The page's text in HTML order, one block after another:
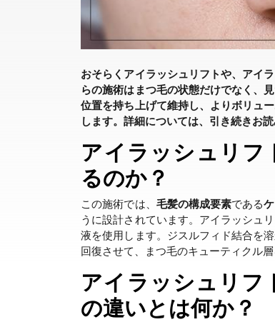
おそらくアイラッシュリフトや、アイ
らの施術はまつ毛の状態だけでなく、
位置を持ち上げて維持し、よりボリュ
します。詳細については、引き続きお読
アイラッシュリフ
るのか？
この施術では、 毛髪の構成要素である
うに設計されています。アイラッシュ
液を使用します。ジスルフィド結合を
回復させて、まつ毛のキューティクル層
アイラッシュリフ
の違いとは何か？